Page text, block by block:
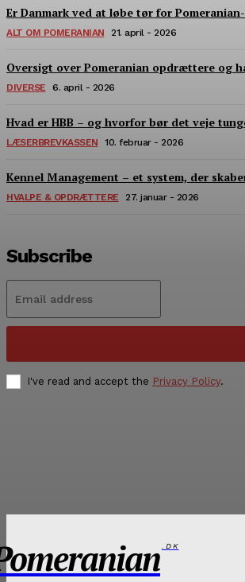
Er Danmark ved at løbe tør for
ALT OM POMERANIAN 21. april - 2026
Oversigt over Pomeranian opdrættere og
DIVERSE 6. april - 2026
Hvad er HBB – og hvorfor bør det veje
LÆSERBREVKASSEN 10. februar - 2026
Kennel Management – et system, der
HVALPE & OPDRÆTTERE 27. januar - 2026
Subscribe
I've read and accept the Privacy Policy.
.DK